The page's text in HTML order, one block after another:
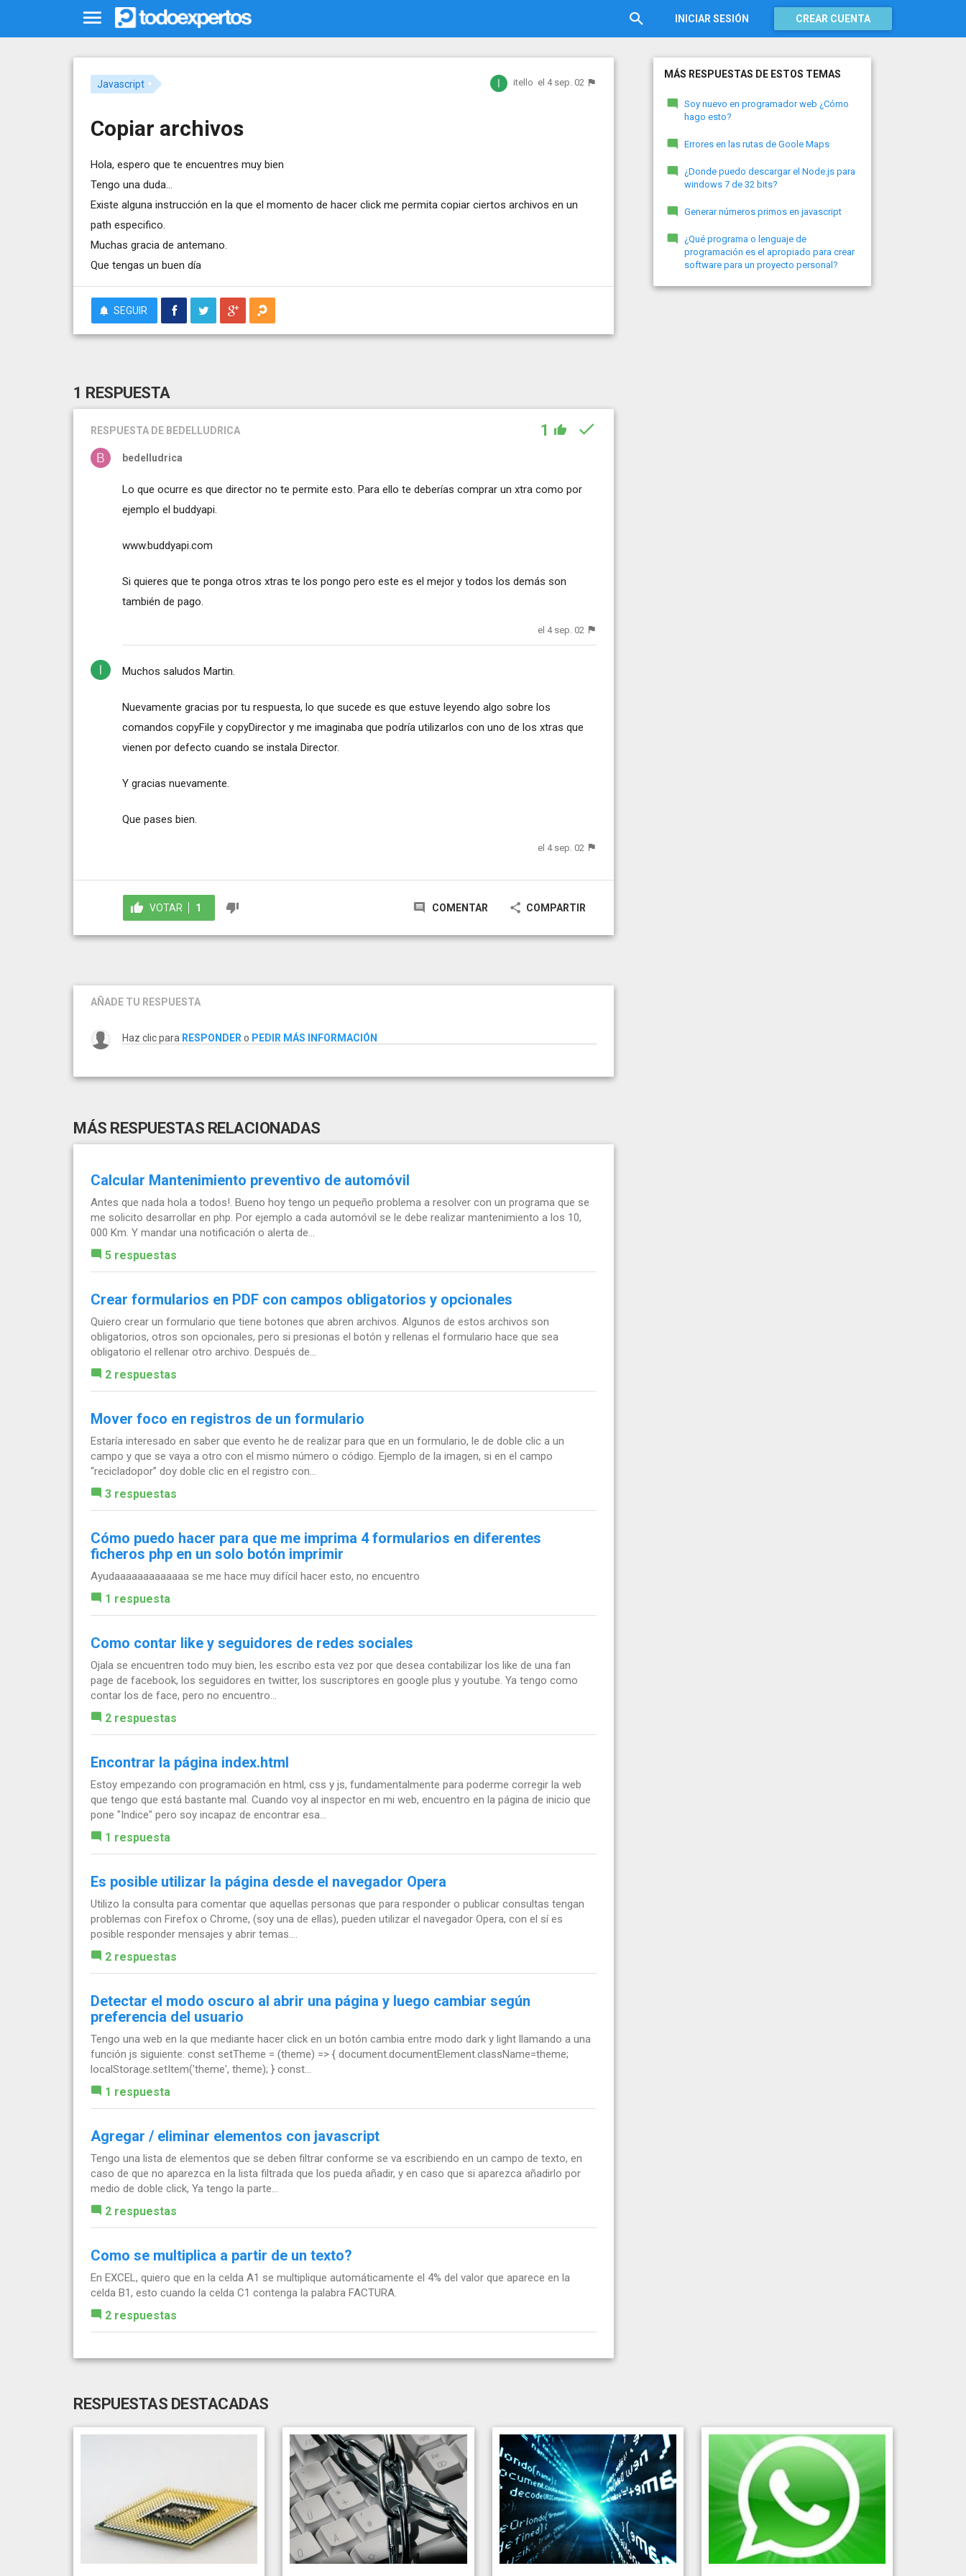
INICIAR SESIÓN CREAR CUENTA
Javascript itello el 4 sep. 02
Copiar archivos
Hola, espero que te encuentres muy bien
Tengo una duda...
Existe alguna instrucción en la que el momento de hacer click me permita copiar ciertos archivos en un
path especifico.
Muchas gracia de antemano.
Que tengas un buen día
SEGUIR
1 RESPUESTA
RESPUESTA DE BEDELLUDRICA 1
bedelludrica
Lo que ocurre es que director no te permite esto. Para ello te deberías comprar un xtra como por
ejemplo el buddyapi.
www.buddyapi.com
Si quieres que te ponga otros xtras te los pongo pero este es el mejor y todos los demás son
también de pago.
el 4 sep. 02
Muchos saludos Martin.
Nuevamente gracias por tu respuesta, lo que sucede es que estuve leyendo algo sobre los
comandos copyFile y copyDirector y me imaginaba que podría utilizarlos con uno de los xtras que
vienen por defecto cuando se instala Director.
Y gracias nuevamente.
Que pases bien.
el 4 sep. 02
VOTAR 1 COMENTAR COMPARTIR
AÑADE TU RESPUESTA
Haz clic para RESPONDERo PEDIR MÁS INFORMACIÓN
MÁS RESPUESTAS RELACIONADAS
Calcular Mantenimiento preventivo de automóvil
Antes que nada hola a todos!. Bueno hoy tengo un pequeño problema a resolver con un programa que se
me solicito desarrollar en php. Por ejemplo a cada automóvil se le debe realizar mantenimiento a los 10,
000 Km. Y mandar una notificación o alerta de...
5 respuestas
Crear formularios en PDF con campos obligatorios y opcionales
Quiero crear un formulario que tiene botones que abren archivos. Algunos de estos archivos son
obligatorios, otros son opcionales, pero si presionas el botón y rellenas el formulario hace que sea
obligatorio el rellenar otro archivo. Después de...
2 respuestas
Mover foco en registros de un formulario
Estaría interesado en saber que evento he de realizar para que en un formulario, le de doble clic a un
campo y que se vaya a otro con el mismo número o código. Ejemplo de la imagen, si en el campo
“recicladopor” doy doble clic en el registro con...
3 respuestas
Cómo puedo hacer para que me imprima 4 formularios en diferentes
ficheros php en un solo botón imprimir
Ayudaaaaaaaaaaaaa se me hace muy difícil hacer esto, no encuentro
1 respuesta
Como contar like y seguidores de redes sociales
Ojala se encuentren todo muy bien, les escribo esta vez por que desea contabilizar los like de una fan
page de facebook, los seguidores en twitter, los suscriptores en google plus y youtube. Ya tengo como
contar los de face, pero no encuentro...
2 respuestas
Encontrar la página index.html
Estoy empezando con programación en html, css y js, fundamentalmente para poderme corregir la web
que tengo que está bastante mal. Cuando voy al inspector en mi web, encuentro en la página de inicio que
pone "Indice" pero soy incapaz de encontrar esa...
1 respuesta
Es posible utilizar la página desde el navegador Opera
Utilizo la consulta para comentar que aquellas personas que para responder o publicar consultas tengan
problemas con Firefox o Chrome, (soy una de ellas), pueden utilizar el navegador Opera, con el sí es
posible responder mensajes y abrir temas....
2 respuestas
Detectar el modo oscuro al abrir una página y luego cambiar según
preferencia del usuario
Tengo una web en la que mediante hacer click en un botón cambia entre modo dark y light llamando a una
función js siguiente: const setTheme = (theme) => { document.documentElement.className=theme;
localStorage.setItem('theme', theme); } const...
1 respuesta
Agregar / eliminar elementos con javascript
Tengo una lista de elementos que se deben filtrar conforme se va escribiendo en un campo de texto, en
caso de que no aparezca en la lista filtrada que los pueda añadir, y en caso que si aparezca añadirlo por
medio de doble click, Ya tengo la parte...
2 respuestas
Como se multiplica a partir de un texto?
En EXCEL, quiero que en la celda A1 se multiplique automáticamente el 4% del valor que aparece en la
celda B1, esto cuando la celda C1 contenga la palabra FACTURA.
2 respuestas
MÁS RESPUESTAS DE ESTOS TEMAS
Soy nuevo en programador web ¿Cómo
hago esto?
Errores en las rutas de Goole Maps
¿Donde puedo descargar el Node.js para
windows 7 de 32 bits?
Generar números primos en javascript
¿Qué programa o lenguaje de
programación es el apropiado para crear
software para un proyecto personal?
RESPUESTAS DESTACADAS